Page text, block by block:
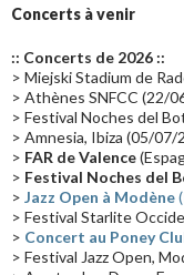
Groupe de Recherche
Passages radio
Les concerts en Chine(16)
Synthé Roland(15)
(14)
Tournée 2025(14)
Concerts à venir
:: Concerts de 2026 ::
> Miejski Stadium de
> Athènes SNFCC (22/
> Festival Noches del
> Amnesia, Ibiza (05/07/
> FAR de Valence
> Festival Noches del
> Jazz Open à Modène
> Festival Starlite
> Concert au Poney
> Festival Jazz Open,